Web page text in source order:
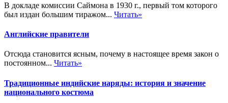
В докладе комиссии Саймона в 1930 г., первый том которого
был издан большим тиражом... Читать»
Английские правители
Отсюда становится ясным, почему в настоящее время закон о
постоянном... Читать»
Традиционные индийские наряды: история и значение
национального костюма